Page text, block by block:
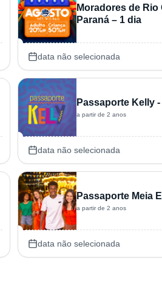
Moradores de Rio
Paraná – 1 dia
data não selecionada
Passaporte Kelly -
a partir de 2 anos
data não selecionada
Passaporte Meia
a partir de 2 anos
data não selecionada